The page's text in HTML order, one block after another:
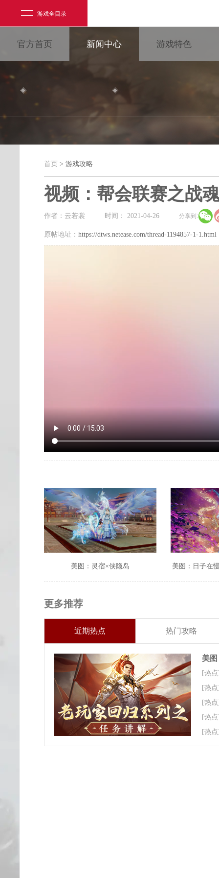
游戏全目录
官方首页 新闻中心 游戏特色
最新新闻 新闻消息 游戏公告
游戏攻略
首页 > 游戏攻略
视频：帮会联赛之战
作者：云若裳 时间： 2021-04-26 分享到:
原帖地址： https://dtws.netease.com/thread-1194857-1-1.html
美图：灵宿×侠隐岛 美图：日子在
更多推荐
近期热点 热门攻略
美
[热
[热
[热
[热
[热